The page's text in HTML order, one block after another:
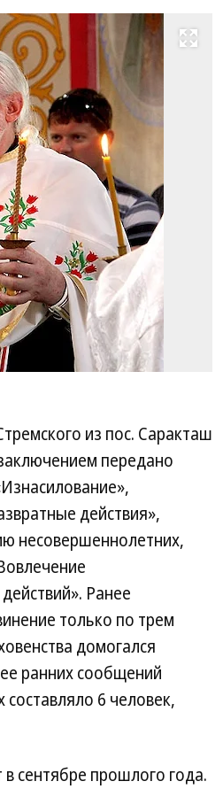
Развернуть на весь экран
из пос. Саракташ
передано
действия»,
несовершеннолетних,
Ранее
только по трем
домогался
ранних сообщений
6 человек,
сентябре прошлого года.